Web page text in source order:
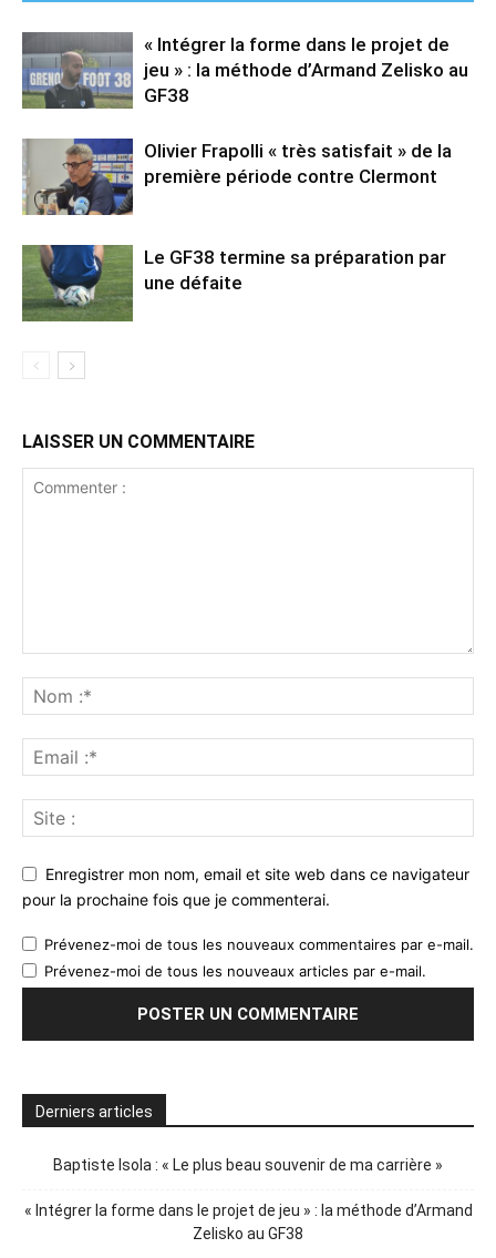
« Intégrer la forme dans le projet de
jeu » : la méthode d’Armand Zelisko au
GF38
Olivier Frapolli « très satisfait » de la
première période contre Clermont
Le GF38 termine sa préparation par
une défaite
LAISSER UN COMMENTAIRE
Enregistrer mon nom, email et site web dans ce navigateur
pour la prochaine fois que je commenterai.
Prévenez-moi de tous les nouveaux commentaires par e-mail.
Prévenez-moi de tous les nouveaux articles par e-mail.
Derniers articles
Baptiste Isola : « Le plus beau souvenir de ma carrière »
« Intégrer la forme dans le projet de jeu » : la méthode d’Armand
Zelisko au GF38